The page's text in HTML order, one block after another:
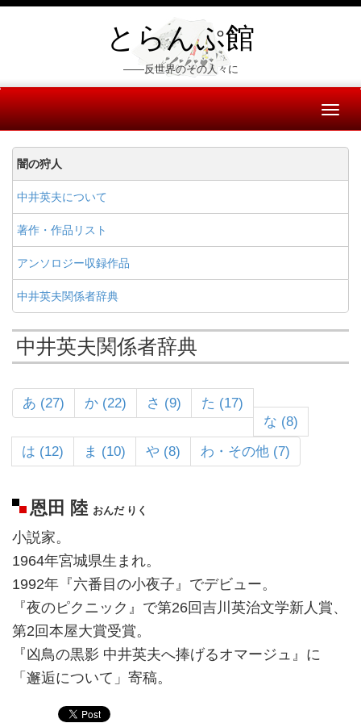
とらんぷ館
――反世界のその人々に
闇の狩人
中井英夫について
著作・作品リスト
アンソロジー収録作品
中井英夫関係者辞典
中井英夫関係者辞典
あ (27) か (22) さ (9)
た (17)
な (8)
は (12)
ま (10) や (8) わ・その他 (7)
恩田 陸 おんだ りく
小説家。
1964年宮城県生まれ。
1992年『六番目の小夜子』でデビュー。
『夜のピクニック』で第26回吉川英治文学新人賞、
第2回本屋大賞受賞。
『凶鳥の黒影 中井英夫へ捧げるオマージュ』に
「邂逅について」寄稿。